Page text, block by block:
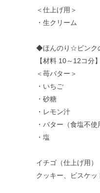
＜仕上げ用＞
・生クリ
◆ほんのり☆ピンク
【材料 10～12コ分
＜苺バター＞
・いち
・砂糖
・レモン
・バター（食塩
・塩 ひ
イチゴ（仕上
クッキー、ビスケ